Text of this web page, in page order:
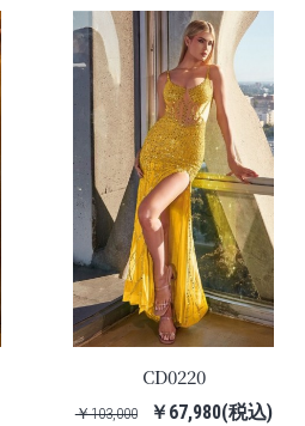
CD0220
￥103,000 ￥67,980(税込)